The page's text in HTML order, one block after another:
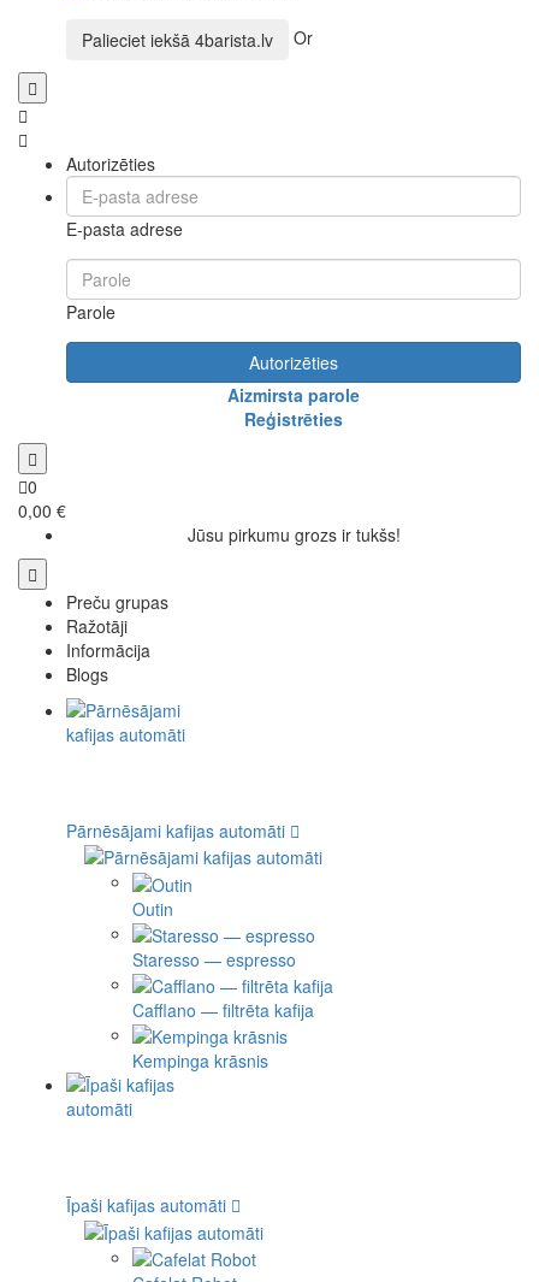
Palieciet iekšā 4barista.lv Or
Autorizēties
E-pasta adrese
Parole
Autorizēties
Aizmirsta parole
Reģistrēties
0
0,00 €
Jūsu pirkumu grozs ir tukšs!
Preču grupas
Ražotāji
Informācija
Blogs
Pārnēsājami kafijas automāti
Outin
Staresso — espresso
Cafflano — filtrēta kafija
Kempinga krāsnis
Īpaši kafijas automāti